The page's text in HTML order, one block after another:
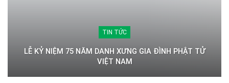
TIN TỨC
LỄ KỶ NIỆM 75 NĂM DANH XƯNG GIA ĐÌNH PHẬT TỬ
VIỆT NAM